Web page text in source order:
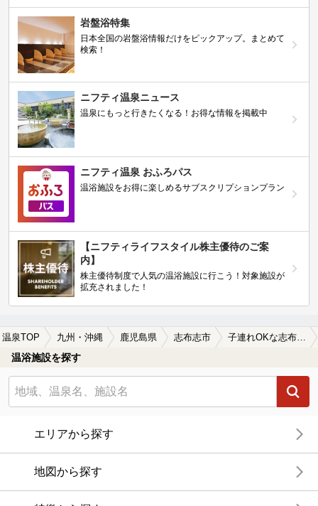
岩盤浴特集
日本全国の岩盤浴情報だけをピックアップ。まとめて
検索！
ニフティ温泉ニュース
温泉にもっと行きたくなる！お得な情報を掲載中
ニフティ温泉 おふろパス
温浴施設をお得に楽しめるサブスクリプションプラン
【ニフティライフスタイル株主優待のご案
内】
株主優待制度で人気の温浴施設に行こう！対象施設が
拡充されました！
温泉TOP 九州・沖縄 鹿児島県 志布志市 子連れOKな志布志市の温泉、日帰り温泉、スーパー銭湯おすすめ
温浴施設を探す
エリアから探す
地図から探す